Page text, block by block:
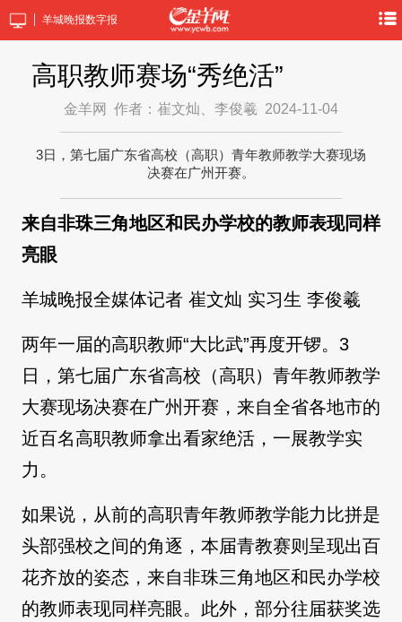
羊城晚报数字报
高职教师赛场“秀绝活”
金羊网 作者：崔文灿、李俊羲 2024-11-04
3日，第七届广东省高校（高职）青年教师教学大赛现场
决赛在广州开赛。
来自非珠三角地区和民办学校的教师表现同样
亮眼
羊城晚报全媒体记者 崔文灿 实习生 李俊羲
两年一届的高职教师“大比武”再度开锣。3
日，第七届广东省高校（高职）青年教师教学
大赛现场决赛在广州开赛，来自全省各地市的
近百名高职教师拿出看家绝活，一展教学实
力。
如果说，从前的高职青年教师教学能力比拼是
头部强校之间的角逐，本届青教赛则呈现出百
花齐放的姿态，来自非珠三角地区和民办学校
的教师表现同样亮眼。此外，部分往届获奖选